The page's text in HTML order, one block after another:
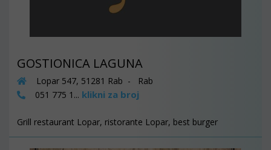
GOSTIONICA LAGUNA
Lopar 547, 51281 Rab - Rab
051 775 1... klikni za broj
Grill restaurant Lopar, ristorante Lopar, best burger